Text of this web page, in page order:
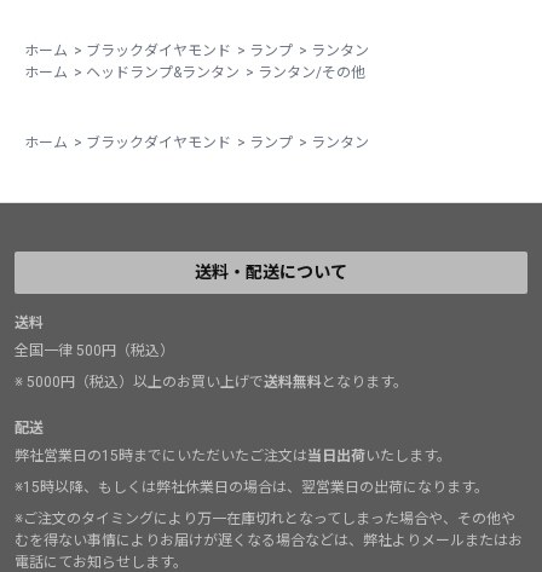
ホーム > ブラックダイヤモンド > ランプ > ランタン
ホーム > ヘッドランプ&ランタン > ランタン/その他
ホーム > ブラックダイヤモンド > ランプ > ランタン
送料・配送について
送料
全国一律 500円（税込）
※ 5000円（税込）以上のお買い上げで送料無料となります。
配送
弊社営業日の15時までにいただいたご注文は当日出荷いたします。
※15時以降、もしくは弊社休業日の場合は、翌営業日の出荷になります。
※ご注文のタイミングにより万一在庫切れとなってしまった場合や、その他や
むを得ない事情によりお届けが遅くなる場合などは、弊社よりメールまたはお
電話にてお知らせします。